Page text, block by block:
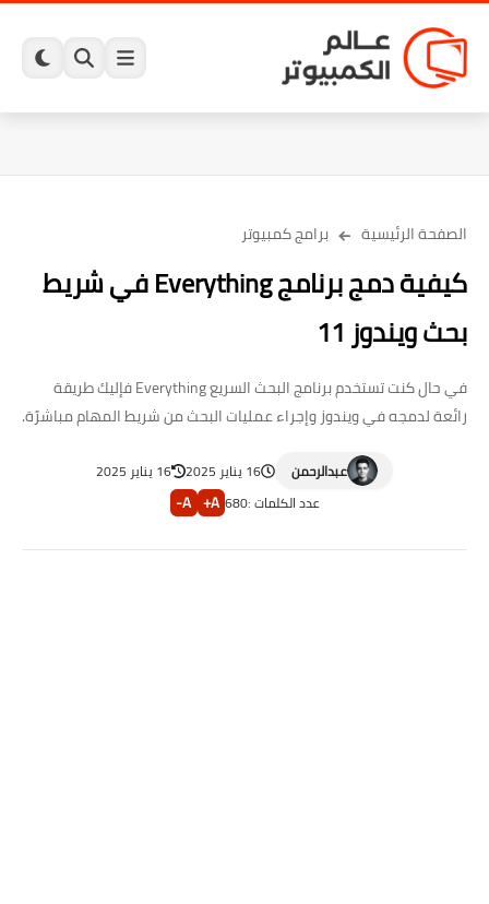
الصفحة الرئيسية برامج كمبيوتر
كيفية دمج برنامج Everything في شريط
بحث ويندوز 11
في حال كنت تستخدم برنامج البحث السريع Everything فإليك طريقة
رائعة لدمجه في ويندوز وإجراء عمليات البحث من شريط المهام مباشرًة.
عبدالرحمن 16 يناير 2025
16 يناير 2025
عدد الكلمات :680
A+
A-